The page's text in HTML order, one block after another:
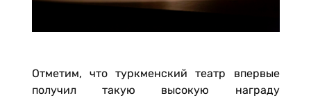
Отметим, что туркменский театр впервые
получил такую высокую награду